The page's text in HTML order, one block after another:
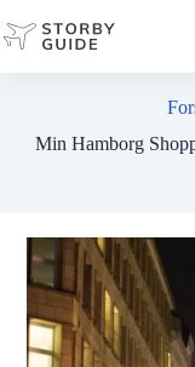
til
indhold
Min Hamborg